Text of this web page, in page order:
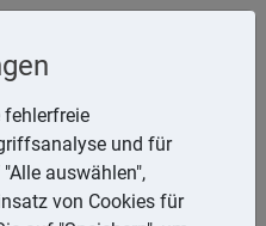
fehlerfreie
und für
auswählen",
von Cookies für